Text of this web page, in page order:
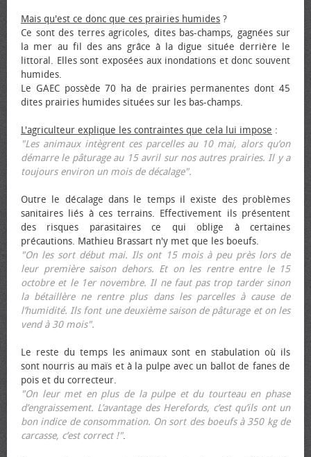
Mais qu'est ce donc que ces prairies humides ?
Ce sont des terres agricoles, dites bas-champs, gagnées sur
la mer au fil des ans grâce à la digue située derrière le
littoral. Elles sont exposées aux inondations et donc souvent
humides.
Le GAEC possède 70 ha de prairies permanentes dont 45
dites prairies humides situées sur les bas-champs.
L'agriculteur explique les contraintes que cela lui impose :
"Les animaux intègrent ces parcelles au 10 mai, alors qu’on
démarre le pâturage au 15 avril sur nos autres prairies. Il y a
toujours environ un mois de décalage".
Outre le décalage dans le temps il existe des problèmes
sanitaires liés à ces terrains. Effectivement ils présentent
des risques parasitaires ce qui oblige à certaines
précautions. Mathieu Brassart n'y met que les bœufs.
"On les sort début mai. Ils ont 15 mois à peu près lors de
leur première saison dehors. Et on les rentre entre le 15
octobre et le 1er novembre. Il ne faut pas trop tarder sinon
la bétaillère ne rentre plus dans les parcelles à cause de
l’humidité. Ils font une deuxième saison de pâturage et on les
vend à 30 mois".
Le reste du temps les animaux sont en stabulation où ils
sont nourris au maïs et à la pulpe avec un ballot de fanes de
pois et du correcteur.
"On leur met en plus de la pulpe et du tourteau en phase
d’engraissement. L’avantage des Herefords, c’est qu’ils ont un
bon indice de consommation. On sort des bœufs à 350 kg de
carcasse, c’est correct !".